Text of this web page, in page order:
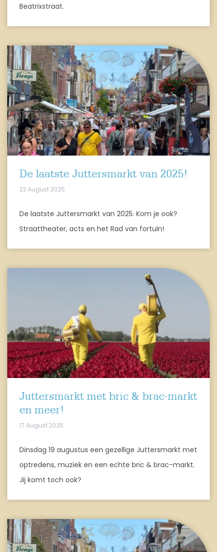
Beatrixstraat.
De laatste Juttersmarkt van 2025!
23 August 2025
De laatste Juttersmarkt van 2025. Kom je ook?
Straattheater, acts en het Rad van fortuin!
Juttersmarkt met bric & brac-markt
en meer!
17 August 2025
Dinsdag 19 augustus een gezellige Juttersmarkt met
optredens, muziek en een echte bric & brac-markt.
Jij komt toch ook?